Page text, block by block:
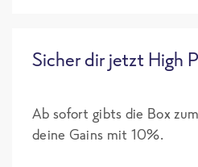
Sicher dir jetzt High
Ab sofort gibts die Box
deine Gains mit 10%.